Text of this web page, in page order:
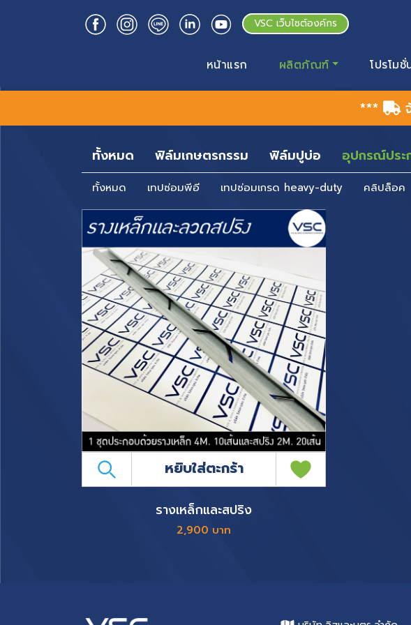
VSC เว็บไซต์องค์กร
หน้าแรก ผลิตภัณฑ์ โปรโมชั่
***
ทั้งหมด ฟิล์มเกษตรกรรม ฟิล์มปูบ่อ อุปกรณ์ประ
ทั้งหมด เทปซ่อมพีอี เทปซ่อมเกรด heavy-duty คลิปล็อค
หยิบใส่ตะกร้า
รางเหล็กและสปริง
2,900 บาท